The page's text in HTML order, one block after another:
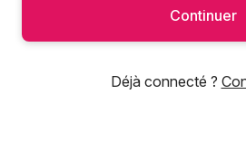
Continuer
Déjà connecté ?